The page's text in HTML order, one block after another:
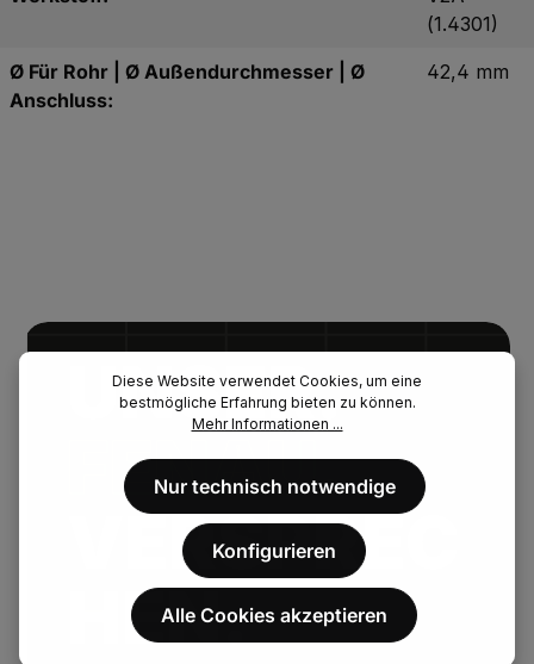
(1.4301)
Ø Für Rohr | Ø Außendurchmesser | Ø
Anschluss:
42,4 mm
UNSER.
FENAU.
VERSPREC
HEN.
Diese Website verwendet Cookies, um eine
bestmögliche Erfahrung bieten zu können.
Mehr Informationen ...
Nur technisch notwendige
Konfigurieren
Alle Cookies akzeptieren